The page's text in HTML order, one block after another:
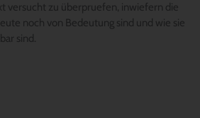
versucht zu überpruefen, inwiefern die
noch von Bedeutung sind und wie sie
sind.